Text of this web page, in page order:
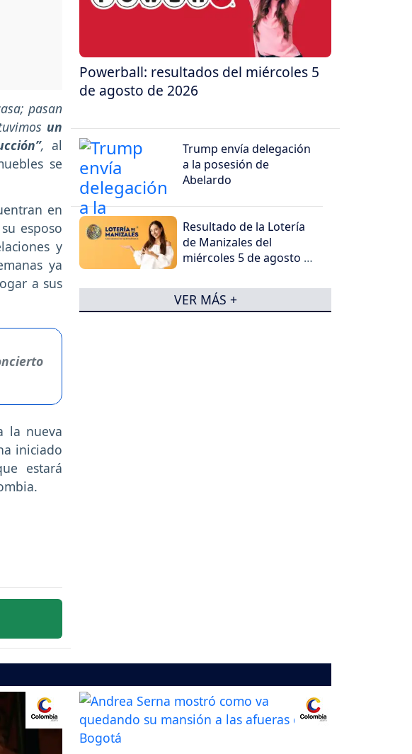
pasan
un
, al
se
en
esposo
y
ya
a sus
la nueva
iniciado
estará
Powerball: resultados del miércoles 5
de agosto de 2026
Trump envía delegación
a la posesión de
Abelardo
Resultado de la Lotería
de Manizales del
miércoles 5 de agosto de
VER MÁS +